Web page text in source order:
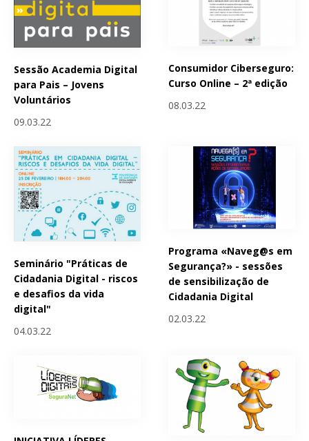
Sessão Academia Digital
para Pais – Jovens
Voluntários
09.03.22
Consumidor Ciberseguro:
Curso Online – 2ª edição
08.03.22
Seminário "Práticas de
Cidadania Digital - riscos
e desafios da vida
digital"
04.03.22
Programa «Naveg@s em
Segurança?» - sessões
de sensibilização de
Cidadania Digital
02.03.22